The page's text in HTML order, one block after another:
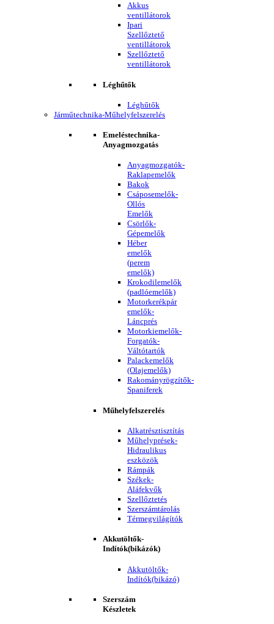
Akkus
ventillátorok
Ipari
Szellőztető
ventillátorok
Szellőztető
ventillátorok
Léghűtők
Léghűtők
Járműtechnika-Műhelyfelszerelés
Emeléstechnika-
Anyagmozgatás
Anyagmozgatók-
Raklapemelők
Bakok
Csáposemelők-
Ollós
Emelők
Csörlők-
Gépemelők
Héber
emelők
(perem
emelők)
Krokodilemelők
(padlóemelők)
Motorkerékpár
emelők-
Láncprés
Motorkiemelők-
Forgatók-
Váltótartók
Palackemelők
(Olajemelők)
Rakományrögzítők-
Spaniferek
Műhelyfelszerelés
Alkatrésztisztítás
Műhelyprések-
Hidraulikus
eszközök
Rámpák
Székek-
Aláfekvők
Szellőztetés
Szerszámtárolás
Térmegvilágítók
Akkutöltők-
Indítók(bikázók)
Akkutöltők-
Indítók(bikázó)
Szerszám
Készletek